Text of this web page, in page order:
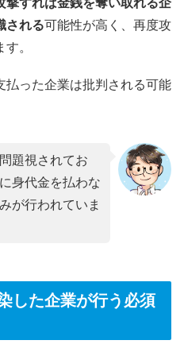
される可能性が高く、再度攻
。
払った企業は批判される可能
題視されてお
身代金を払わな
が行われていま
した企業が行う必須